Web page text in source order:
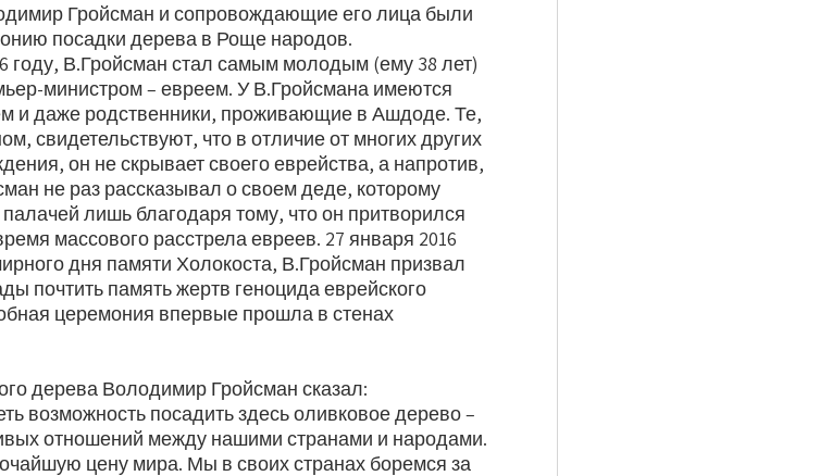
Гройсман и сопровождающие его лица были
посадки дерева в Роще народов.
году, В.Гройсман стал самым молодым (ему 38 лет)
министром – евреем. У В.Гройсмана имеются
и даже родственники, проживающие в Ашдоде. Те,
свидетельствуют, что в отличие от многих других
он не скрывает своего еврейства, а напротив,
не раз рассказывал о своем деде, которому
палачей лишь благодаря тому, что он притворился
массового расстрела евреев. 27 января 2016
дня памяти Холокоста, В.Гройсман призвал
почтить память жертв геноцида еврейского
церемония впервые прошла в стенах
дерева Володимир Гройсман сказал:
возможность посадить здесь оливковое дерево –
отношений между нашими странами и народами.
цену мира. Мы в своих странах боремся за